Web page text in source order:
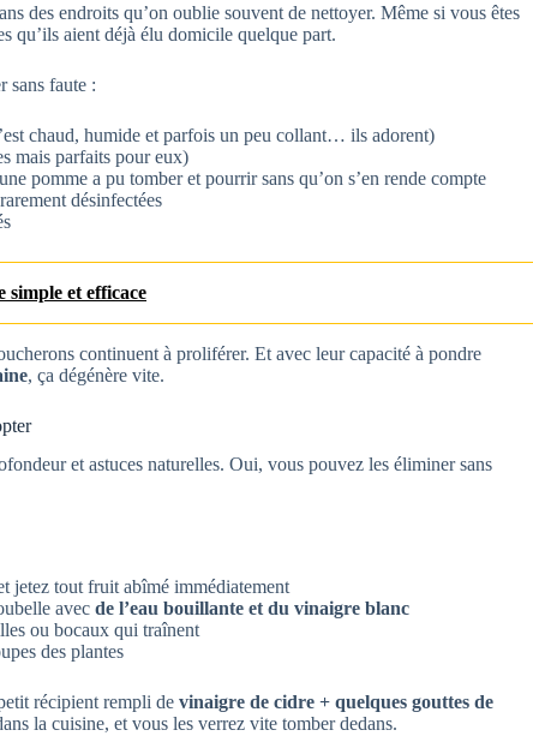
des endroits qu’on oublie souvent de nettoyer. Même si vous êtes
qu’ils aient déjà élu domicile quelque part.
sans faute :
chaud, humide et parfois un peu collant… ils adorent)
mais parfaits pour eux)
pomme a pu tomber et pourrir sans qu’on s’en rende compte
désinfectées
simple et efficace
continuent à proliférer. Et avec leur capacité à pondre
, ça dégénère vite.
et astuces naturelles. Oui, vous pouvez les éliminer sans
jetez tout fruit abîmé immédiatement
avec de l’eau bouillante et du vinaigre blanc
ou bocaux qui traînent
des plantes
récipient rempli de vinaigre de cidre + quelques gouttes de
la cuisine, et vous les verrez vite tomber dedans.